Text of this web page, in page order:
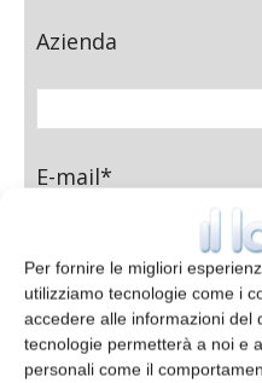
Per fornire le migliori
utilizziamo tecnologie come i
accedere alle informazioni del
tecnologie permetterà a noi e
personali come il
Azienda
E-mail*
Telefono